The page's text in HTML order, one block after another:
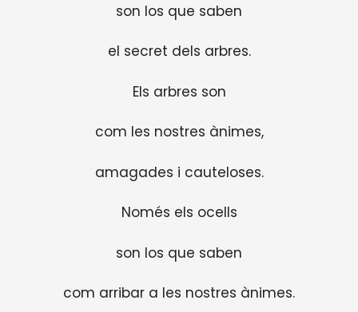
son los que saben
el secret dels arbres.
Els arbres son
com les nostres ànimes,
amagades i cauteloses.
Només els ocells
son los que saben
com arribar a les nostres ànimes.